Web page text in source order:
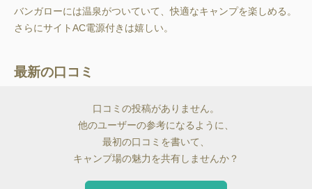
バンガローには温泉がついていて、快適なキャンプを楽しめる。
さらにサイトAC電源付きは嬉しい。
最新の口コミ
口コミの投稿がありません。
他のユーザーの参考になるように、
最初の口コミを書いて、
キャンプ場の魅力を共有しませんか？